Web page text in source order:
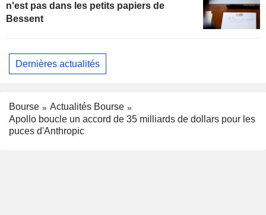
n'est pas dans les petits papiers de
Bessent
Dernières actualités
Bourse
Actualités Bourse
Apollo boucle un accord de 35 milliards de dollars pour les
puces d'Anthropic